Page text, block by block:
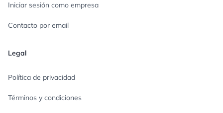
Iniciar sesión como empresa
Contacto por email
Legal
Política de privacidad
Términos y condiciones